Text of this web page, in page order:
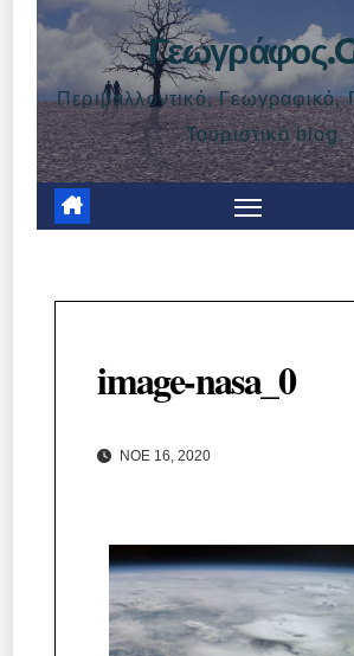
Περιβαλλοντικό, Γεωγραφικό,
Τουριστικό blog.
image-nasa_0
ΝΟΈ 16, 2020